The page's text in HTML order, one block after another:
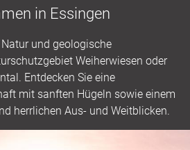
in Essingen
und geologische
Weiherwiesen oder
Entdecken Sie eine
mit sanften Hügeln sowie einem
herrlichen Aus- und Weitblicken.